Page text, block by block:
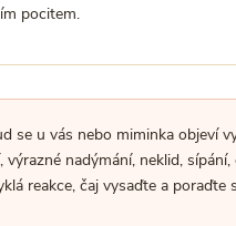
pocitem.
se u vás nebo miminka objeví
výrazné nadýmání, neklid,
reakce, čaj vysaďte a poraďte